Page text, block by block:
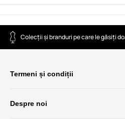
Colecții și branduri pe care le găsiți
Termeni și condiții
Despre noi